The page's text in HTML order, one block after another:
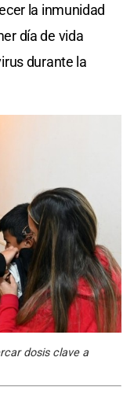
la inmunidad
día de vida
durante la
dosis clave a